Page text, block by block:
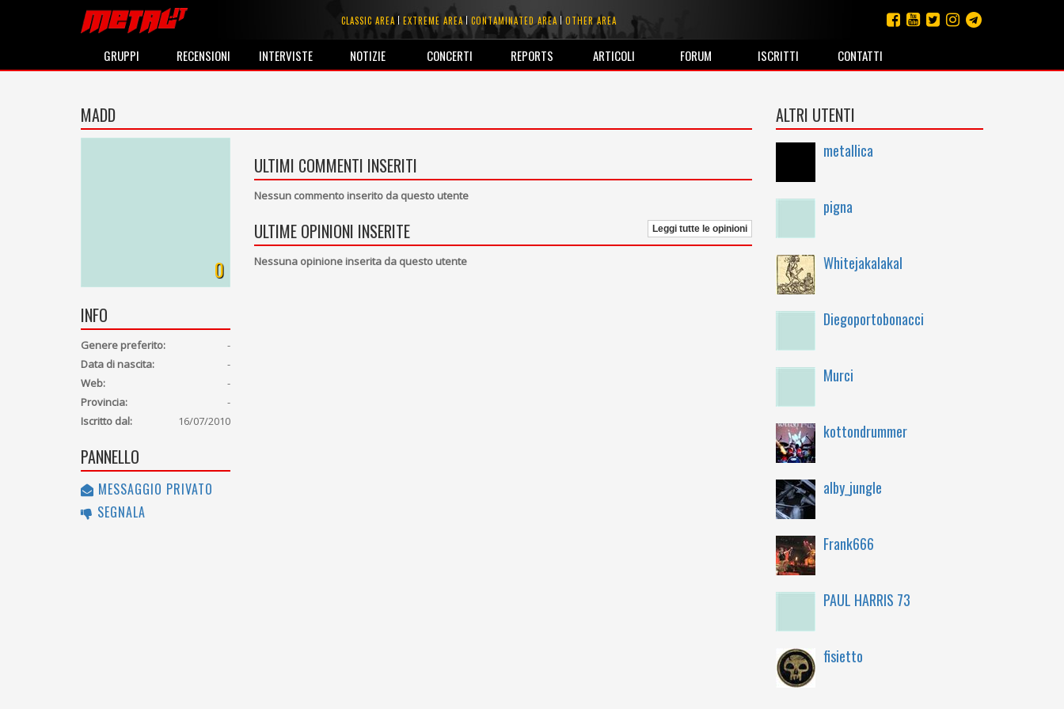
CLASSIC AREA EXTREME AREA CONTAMINATED AREA OTHER AREA
GRUPPI RECENSIONI INTERVISTE NOTIZIE CONCERTI REPORTS ARTICOLI FORUM ISCRITTI CONTATTI
MADD
0
INFO
Genere preferito:
-
Data di nascita:
-
Web:
-
Provincia:
-
Iscritto dal:
16/07/2010
PANNELLO
MESSAGGIO PRIVATO
SEGNALA
ULTIMI COMMENTI INSERITI
Nessun commento inserito da questo utente
ULTIME OPINIONI INSERITE Leggi tutte le opinioni
Nessuna opinione inserita da questo utente
ALTRI UTENTI
metallica
pigna
Whitejakalakal
Diegoportobonacci
Murci
kottondrummer
alby_jungle
Frank666
PAUL HARRIS 73
fisietto